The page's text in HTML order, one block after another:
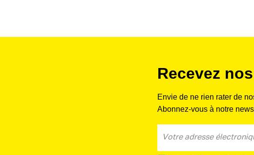
Recevez
Envie de ne rien rater de
Abonnez-vous à notre